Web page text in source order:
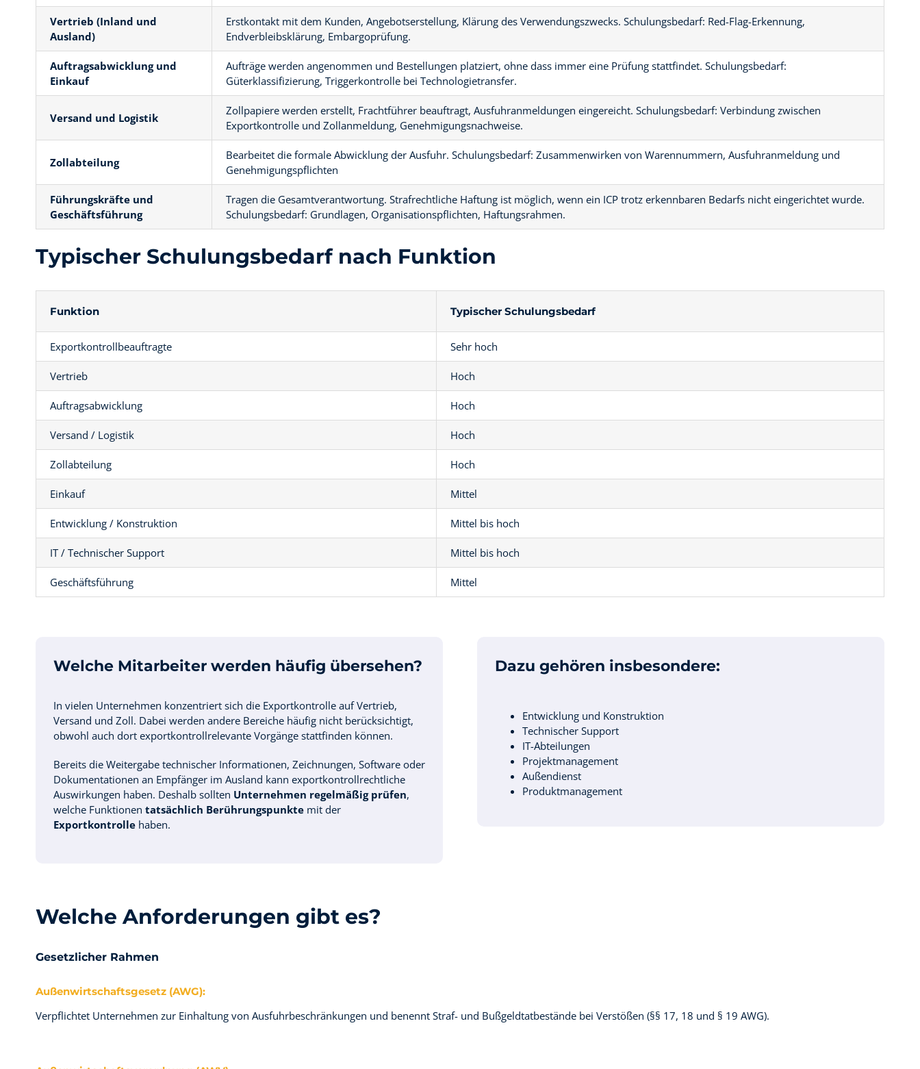
Vertrieb (Inland und
Ausland)
Erstkontakt mit dem Kunden, Angebotserstellung, Klärung des Verwendungszwecks. Schulungsbedarf: Red-Flag-Erkennung,
Endverbleibsklärung, Embargoprüfung.
Auftragsabwicklung und
Einkauf
Aufträge werden angenommen und Bestellungen platziert, ohne dass immer eine Prüfung stattfindet. Schulungsbedarf:
Güterklassifizierung, Triggerkontrolle bei Technologietransfer.
Versand und Logistik
Zollpapiere werden erstellt, Frachtführer beauftragt, Ausfuhranmeldungen eingereicht. Schulungsbedarf: Verbindung zwischen
Exportkontrolle und Zollanmeldung, Genehmigungsnachweise.
Zollabteilung
Bearbeitet die formale Abwicklung der Ausfuhr. Schulungsbedarf: Zusammenwirken von Warennummern, Ausfuhranmeldung und
Genehmigungspflichten
Führungskräfte und
Geschäftsführung
Tragen die Gesamtverantwortung. Strafrechtliche Haftung ist möglich, wenn ein ICP trotz erkennbaren Bedarfs nicht eingerichtet wurde.
Schulungsbedarf: Grundlagen, Organisationspflichten, Haftungsrahmen.
Typischer Schulungsbedarf nach Funktion
Funktion Typischer Schulungsbedarf
Exportkontrollbeauftragte Sehr hoch
Vertrieb Hoch
Auftragsabwicklung Hoch
Versand / Logistik Hoch
Zollabteilung Hoch
Einkauf Mittel
Entwicklung / Konstruktion Mittel bis hoch
IT / Technischer Support Mittel bis hoch
Geschäftsführung Mittel
Welche Mitarbeiter werden häufig übersehen?
In vielen Unternehmen konzentriert sich die Exportkontrolle auf Vertrieb,
Versand und Zoll. Dabei werden andere Bereiche häufig nicht berücksichtigt,
obwohl auch dort exportkontrollrelevante Vorgänge stattfinden können.
Bereits die Weitergabe technischer Informationen, Zeichnungen, Software oder
Dokumentationen an Empfänger im Ausland kann exportkontrollrechtliche
Auswirkungen haben. Deshalb sollten Unternehmen regelmäßig prüfen,
welche Funktionen tatsächlich Berührungspunktemit der
Exportkontrollehaben.
Dazu gehören insbesondere:
Entwicklung und Konstruktion
Technischer Support
IT-Abteilungen
Projektmanagement
Außendienst
Produktmanagement
Welche Anforderungen gibt es?
Gesetzlicher Rahmen
Außenwirtschaftsgesetz (AWG):
Verpflichtet Unternehmen zur Einhaltung von Ausfuhrbeschränkungen und benennt Straf- und Bußgeldtatbestände bei Verstößen (§§ 17, 18 und § 19 AWG).